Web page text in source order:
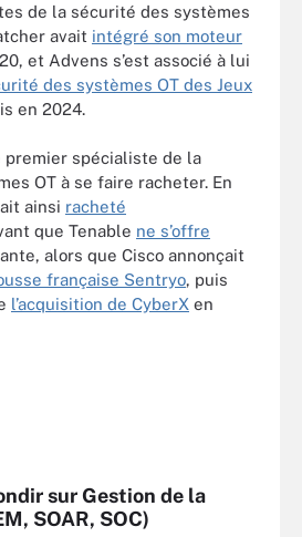
de la sécurité des systèmes
avait intégré son moteur
et Advens s’est associé à lui
des systèmes OT des Jeux
en 2024.
premier spécialiste de la
OT à se faire racheter. En
ainsi racheté
que Tenable ne s’offre
alors que Cisco annonçait
française Sentryo, puis
l’acquisition de CyberX en
sur Gestion de la
SOAR, SOC)